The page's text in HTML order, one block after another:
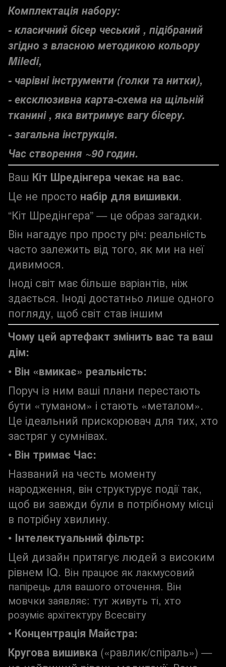
Комплектація набору:
- класичний бісер чеський , підібраний
згідно з власною методикою кольору
Miledi,
- чарівні інструменти (голки та нитки),
- ексклюзивна карта-схема на щільній
тканині , яка витримує вагу бісеру.
- загальна інструкція.
Час створення ~90 годин.
Ваш Кіт Шредінгера чекає на вас.
Це не просто набір для вишивки.
“Кіт Шредінгера” — це образ загадки.
Він нагадує про просту річ: реальність
часто залежить від того, як ми на неї
дивимося.
Іноді світ має більше варіантів, ніж
здається. Іноді достатньо лише одного
погляду, щоб світ став іншим
Чому цей артефакт змінить вас та ваш
дім:
• Він «вмикає» реальність:
Поруч із ним ваші плани перестають
бути «туманом» і стають «металом».
Це ідеальний прискорювач для тих, хто
застряг у сумнівах.
• Він тримає Час:
Названий на честь моменту
народження, він структурує події так,
щоб ви завжди були в потрібному місці
в потрібну хвилину.
• Інтелектуальний фільтр:
Цей дизайн притягує людей з високим
рівнем IQ. Він працює як лакмусовий
папірець для вашого оточення. Він
мовчки заявляє: тут живуть ті, хто
розуміє архітектуру Всесвіту
• Концентрація Майстра:
Кругова вишивка («равлик/спіраль») —